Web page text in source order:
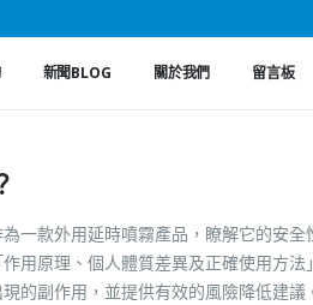
新聞BLOG 關於我們 留言板
一款外用延時噴霧產品，瞭解它的安全
用原理、個人體質差異及正確使用方
的副作用，並提供有效的風險降低建議